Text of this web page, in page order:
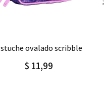
Agregar Detalle
estuche ovalado scribble
$ 11,99